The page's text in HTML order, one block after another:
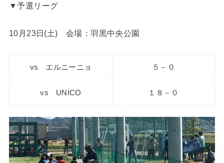
▼予選リーグ
10月23日(土) 会場：羽黒中央公園
vs エルニーニョ ５－０
vs UNICO １８－０